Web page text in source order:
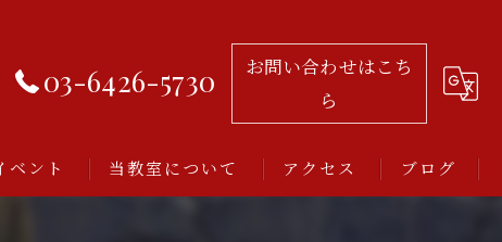
03-6426-5730
お問い合わせはこち
ら
ベント 当教室について アクセス ブログ